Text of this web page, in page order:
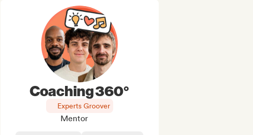
Coaching 360°
Experts Groover
Mentor